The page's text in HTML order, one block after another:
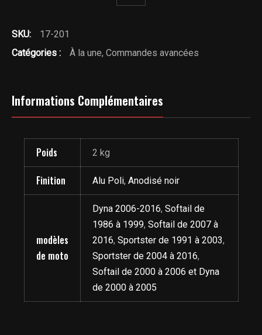
SKU:
17-201
Catégories :
À la une, Commandes avancées
Informations Complémentaires
Poids 2 kg
Finition Alu Poli, Anodisé noir
modèles
de moto
Dyna 2006-2016, Softail de
1986 à 1999, Softail de 2007 à
2016, Sportster de 1991 à 2003,
Sportster de 2004 à 2016,
Softail de 2000 à 2006 et Dyna
de 2000 à 2005